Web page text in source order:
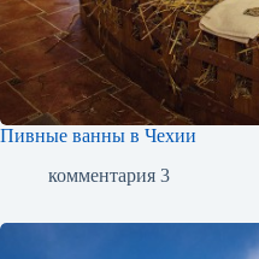
Пивные ванны в Чехии
комментария 3